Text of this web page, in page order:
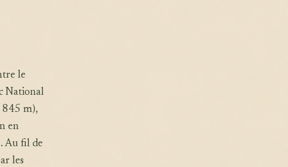
le
National
845 m),
en
Au fil de
les